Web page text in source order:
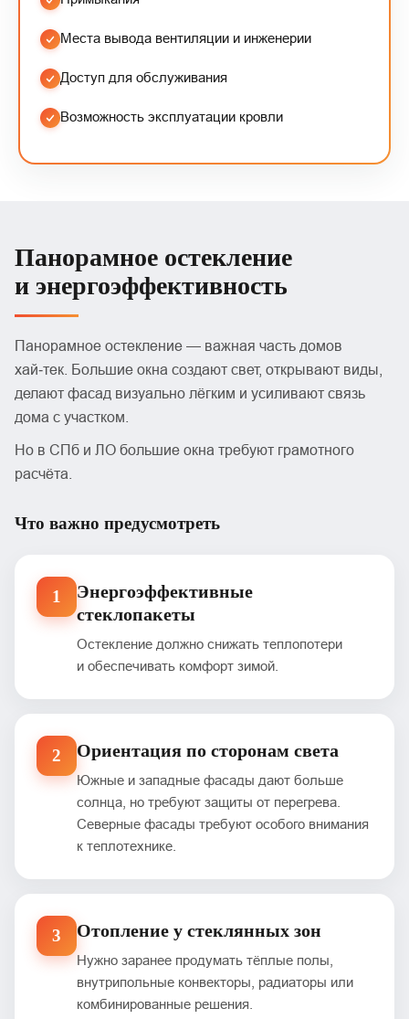
Места вывода вентиляции и инженерии
Доступ для обслуживания
Возможность эксплуатации кровли
Панорамное остекление
и энергоэффективность
Панорамное остекление — важная часть домов
хай‑тек. Большие окна создают свет, открывают виды,
делают фасад визуально лёгким и усиливают связь
дома с участком.
Но в СПб и ЛО большие окна требуют грамотного
расчёта.
Что важно предусмотреть
1
Энергоэффективные
стеклопакеты
Остекление должно снижать теплопотери
и обеспечивать комфорт зимой.
2 Ориентация по сторонам света
Южные и западные фасады дают больше
солнца, но требуют защиты от перегрева.
Северные фасады требуют особого внимания
к теплотехнике.
3 Отопление у стеклянных зон
Нужно заранее продумать тёплые полы,
внутрипольные конвекторы, радиаторы или
комбинированные решения.